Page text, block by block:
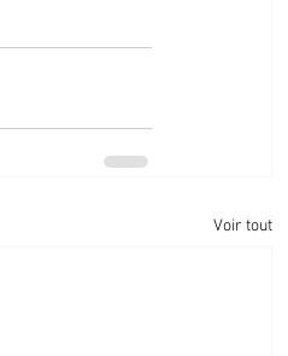
Voir tout